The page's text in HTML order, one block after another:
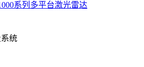
系列多平台激光雷达
统